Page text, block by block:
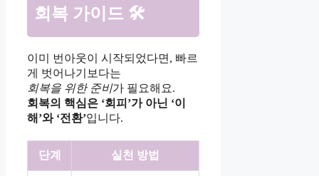
회복 가이드 🛠
이미 번아웃이 시작되었다면, 빠르
게 벗어나기보다는
회복을 위한 준비가 필요해요.
회복의 핵심은 ‘회피’가 아닌 ‘이
해’와 ‘전환’입니다.
단계 실천 방법